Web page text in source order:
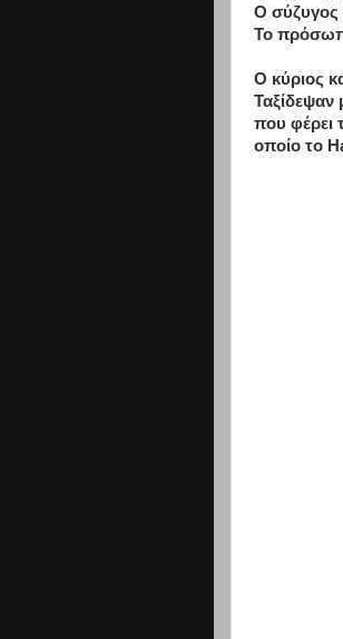
Ο σύζυγος
Το
Ο κύριος
Ταξίδεψαν
που φέρει
οποίο το